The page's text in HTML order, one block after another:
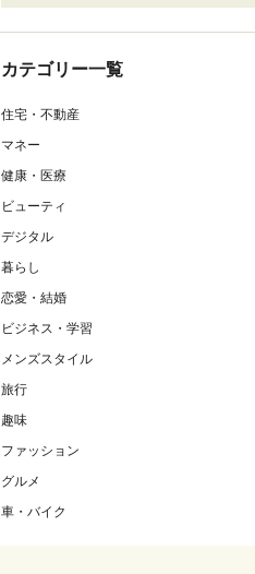
カテゴリー一覧
住宅・不動産
マネー
健康・医療
ビューティ
デジタル
暮らし
恋愛・結婚
ビジネス・学習
メンズスタイル
旅行
趣味
ファッション
グルメ
車・バイク